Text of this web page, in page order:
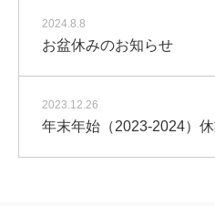
2024.8.8
お盆休みのお知らせ
2023.12.26
年末年始（2023-2024）